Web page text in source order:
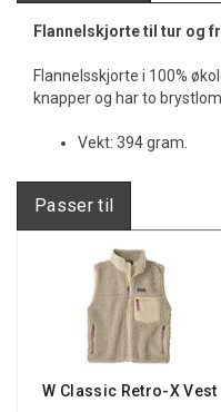
Flannelskjorte til tur og
Flannelsskjorte i 100%
knapper og har to
Vekt: 394 gram.
Passer til
W Classic Retro-X Vest